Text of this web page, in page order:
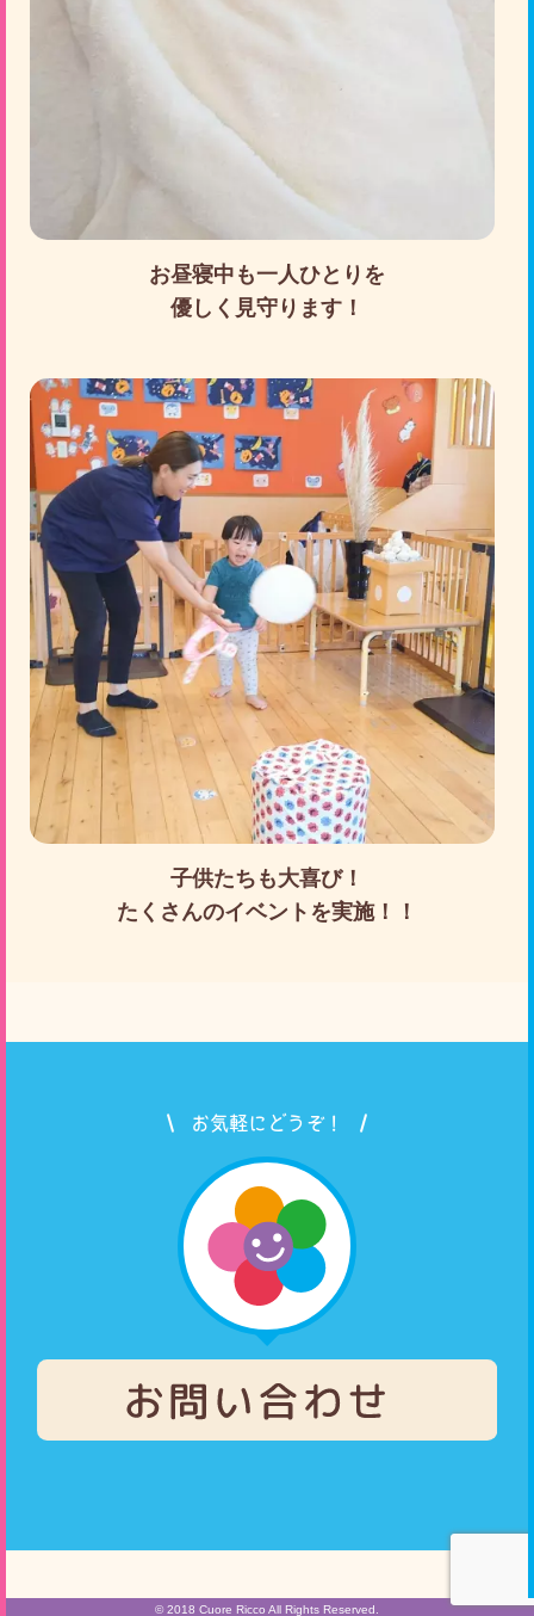
お昼寝中も一人ひとりを
優しく見守ります！
子供たちも大喜び！
たくさんのイベントを実施！！
お気軽にどうぞ！
© 2018 Cuore Ricco All Rights Reserved.